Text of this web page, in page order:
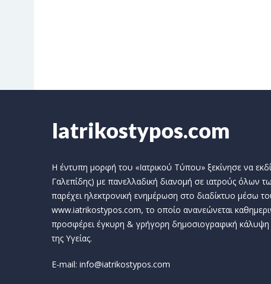
Iatrikostypos.com
Η έντυπη μορφή του «Ιατρικού Τύπου» ξεκίνησε να
Γαλεπίδης) με πανελλαδική διανομή σε ιατρούς όλων
παρέχει ηλεκτρονική ενημέρωση στο διαδίκτυο μέσω
www.iatrikostypos.com, το οποίο ανανεώνεται
προσφέρει έγκυρη & γρήγορη δημοσιογραφική
της Υγείας.
E-mail: info@iatrikostypos.com